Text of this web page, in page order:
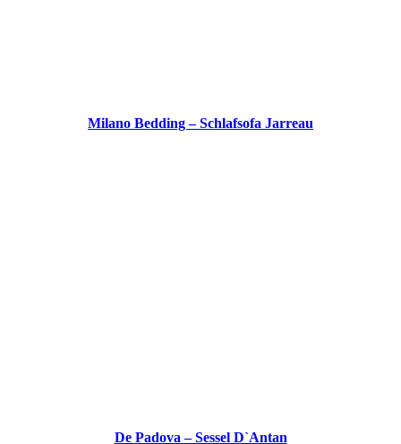
Milano Bedding – Schlafsofa Jarreau
De Padova – Sessel D`Antan